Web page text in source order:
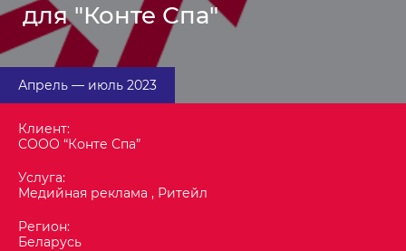
для "Конте Спа"
Клиент:
СООО “Конте Спа”
Услуга:
Медийная реклама , Ритейл
Регион:
Беларусь
Апрель — июль 2023